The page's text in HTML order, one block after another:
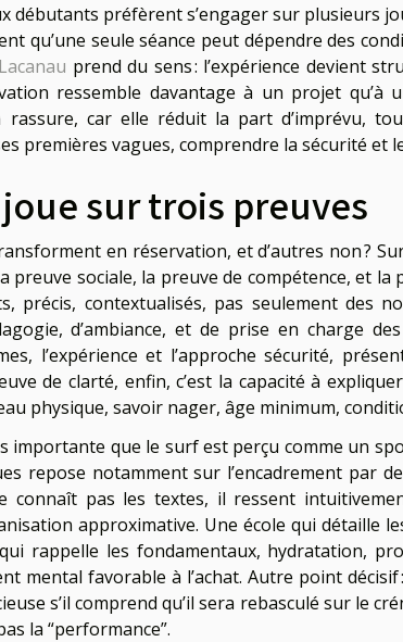
débutants préfèrent s’engager sur plusieurs
qu’une seule séance peut dépendre des
prend du sens : l’expérience devient
ressemble davantage à un projet qu’à
rassure, car elle réduit la part d’imprévu,
premières vagues, comprendre la sécurité et
sur trois preuves
en réservation, et d’autres non ?
preuve sociale, la preuve de compétence, et la
précis, contextualisés, pas seulement des
d’ambiance, et de prise en charge
l’expérience et l’approche sécurité,
de clarté, enfin, c’est la capacité à
physique, savoir nager, âge minimum,
importante que le surf est perçu comme un
repose notamment sur l’encadrement par
connaît pas les textes, il ressent
approximative. Une école qui détaille
rappelle les fondamentaux, hydratation,
mental favorable à l’achat. Autre point
s’il comprend qu’il sera rebasculé sur le
la “performance”.